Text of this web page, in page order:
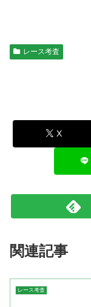
レース考査
X
関連記事
レース考査